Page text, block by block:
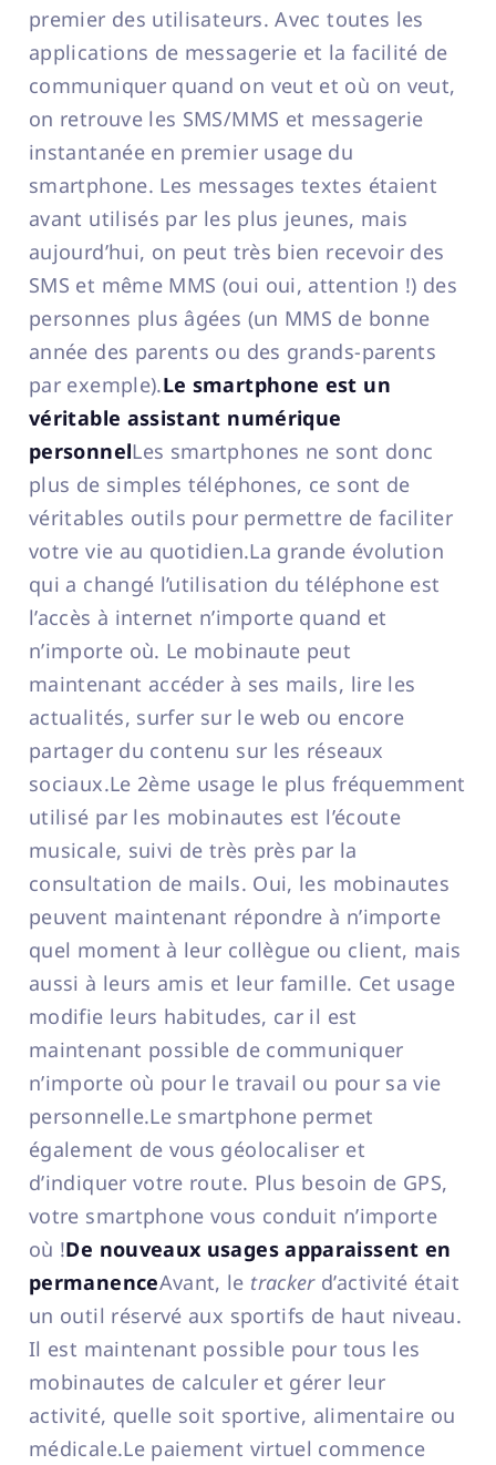
premier des utilisateurs. Avec toutes les
applications de messagerie et la facilité de
communiquer quand on veut et où on veut,
on retrouve les SMS/MMS et messagerie
instantanée en premier usage du
smartphone. Les messages textes étaient
avant utilisés par les plus jeunes, mais
aujourd’hui, on peut très bien recevoir des
SMS et même MMS (oui oui, attention !) des
personnes plus âgées (un MMS de bonne
année des parents ou des grands-parents
par exemple).Le smartphone est un
véritable assistant numérique
personnelLes smartphones ne sont donc
plus de simples téléphones, ce sont de
véritables outils pour permettre de faciliter
votre vie au quotidien.La grande évolution
qui a changé l’utilisation du téléphone est
l’accès à internet n’importe quand et
n’importe où. Le mobinaute peut
maintenant accéder à ses mails, lire les
actualités, surfer sur le web ou encore
partager du contenu sur les réseaux
sociaux.Le 2ème usage le plus fréquemment
utilisé par les mobinautes est l’écoute
musicale, suivi de très près par la
consultation de mails. Oui, les mobinautes
peuvent maintenant répondre à n’importe
quel moment à leur collègue ou client, mais
aussi à leurs amis et leur famille. Cet usage
modifie leurs habitudes, car il est
maintenant possible de communiquer
n’importe où pour le travail ou pour sa vie
personnelle.Le smartphone permet
également de vous géolocaliser et
d’indiquer votre route. Plus besoin de GPS,
votre smartphone vous conduit n’importe
où !De nouveaux usages apparaissent en
permanenceAvant, le trackerd’activité était
un outil réservé aux sportifs de haut niveau.
Il est maintenant possible pour tous les
mobinautes de calculer et gérer leur
activité, quelle soit sportive, alimentaire ou
médicale.Le paiement virtuel commence